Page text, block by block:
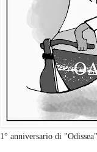
1° anniversario di